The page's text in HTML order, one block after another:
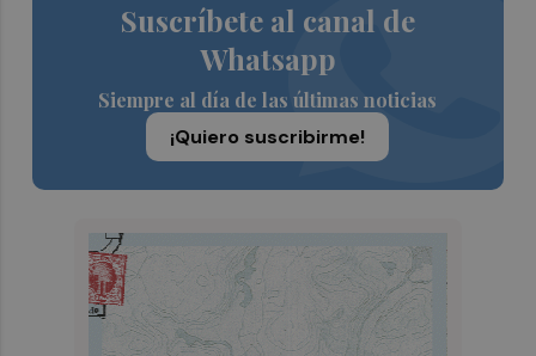
Suscríbete al canal de
Whatsapp
Siempre al día de las últimas noticias
¡Quiero suscribirme!